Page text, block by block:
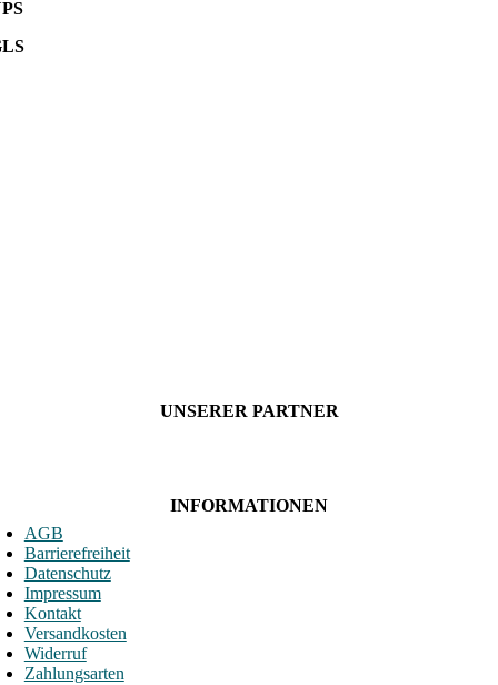
UNSERER PARTNER
INFORMATIONEN
AGB
Barrierefreiheit
Datenschutz
Impressum
Kontakt
Versandkosten
Widerruf
Zahlungsarten